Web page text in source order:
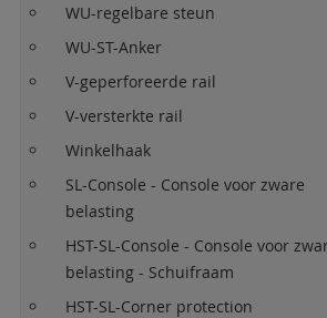
WU-regelbare steun
WU-ST-Anker
V-geperforeerde rail
V-versterkte rail
Winkelhaak
SL-Console - Console voor zware
belasting
HST-SL-Console - Console voor
belasting - Schuifraam
HST-SL-Corner protection